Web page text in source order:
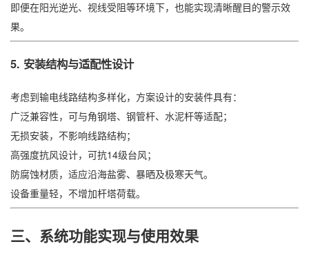
即便在阳光逆光、视线受阻等环境下，也能实现清晰醒目的警示效
果。
5. 安装结构与适配性设计
考虑到输电线路结构多样化，方案设计的安装件具有：
广泛兼容性，可与角钢塔、钢管杆、水泥杆等适配；
无损安装，不影响线路结构；
高强度抗风设计，可抗14级台风；
防腐蚀材质，适应沿海盐雾、暴晒及极寒天气。
设备重量轻，不增加杆塔荷载。
三、系统功能实现与使用效果